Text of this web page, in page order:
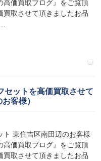
高価買取ブログ』をご覧頂
買取させて頂きましたお品
セットを高価買取させて
客様）
ト 東住吉区南田辺のお客様
高価買取ブログ』をご覧頂
買取させて頂きましたお品